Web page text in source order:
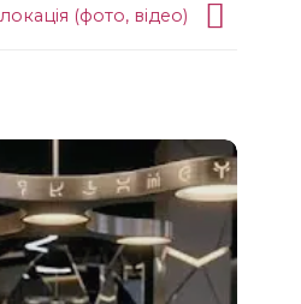
локація (фото, відео)